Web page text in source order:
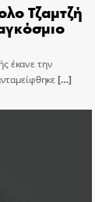
Τζαμτζή
έκανε την
[…]